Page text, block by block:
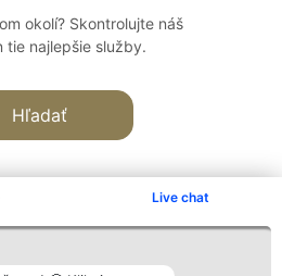
Live chat
okolí? Skontrolujte náš
najlepšie služby.
Hľadať